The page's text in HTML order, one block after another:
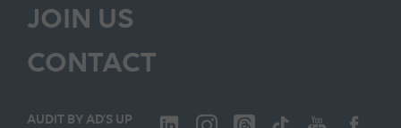
JOIN US
CONTACT
AUDIT BY AD’S UP